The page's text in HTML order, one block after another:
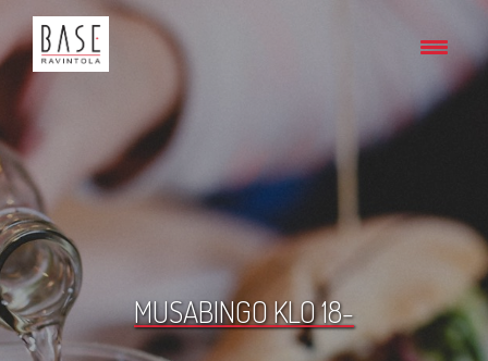
MUSABINGO KLO 18-